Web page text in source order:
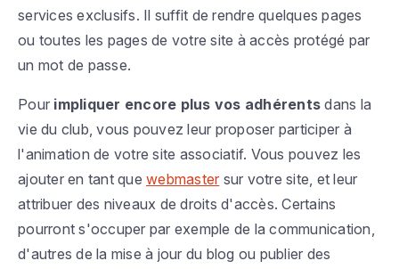
services exclusifs. Il suffit de rendre quelques pages
ou toutes les pages de votre site à accès protégé par
un mot de passe.
Pour impliquer encore plus vos adhérents dans la
vie du club, vous pouvez leur proposer participer à
l'animation de votre site associatif. Vous pouvez les
ajouter en tant que webmaster sur votre site, et leur
attribuer des niveaux de droits d'accès. Certains
pourront s'occuper par exemple de la communication,
d'autres de la mise à jour du blog ou publier des